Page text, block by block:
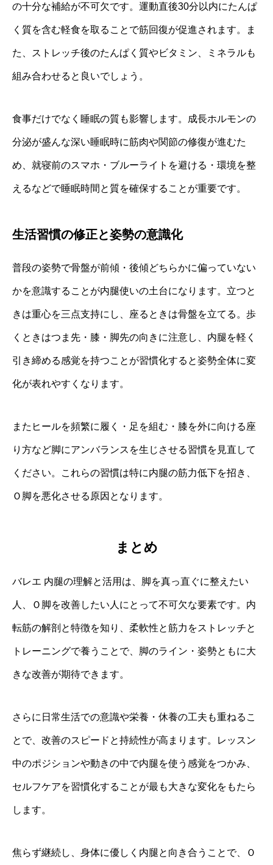
の十分な補給が不可欠です。運動直後30分以内にたんぱ
く質を含む軽食を取ることで筋回復が促進されます。ま
た、ストレッチ後のたんぱく質やビタミン、ミネラルも
組み合わせると良いでしょう。
食事だけでなく睡眠の質も影響します。成長ホルモンの
分泌が盛んな深い睡眠時に筋肉や関節の修復が進むた
め、就寝前のスマホ・ブルーライトを避ける・環境を整
えるなどで睡眠時間と質を確保することが重要です。
生活習慣の修正と姿勢の意識化
普段の姿勢で骨盤が前傾・後傾どちらかに偏っていない
かを意識することが内腿使いの土台になります。立つと
きは重心を三点支持にし、座るときは骨盤を立てる。歩
くときはつま先・膝・脚先の向きに注意し、内腿を軽く
引き締める感覚を持つことが習慣化すると姿勢全体に変
化が表れやすくなります。
またヒールを頻繁に履く・足を組む・膝を外に向ける座
り方など脚にアンバランスを生じさせる習慣を見直して
ください。これらの習慣は特に内腿の筋力低下を招き、
Ｏ脚を悪化させる原因となります。
まとめ
バレエ 内腿の理解と活用は、脚を真っ直ぐに整えたい
人、Ｏ脚を改善したい人にとって不可欠な要素です。内
転筋の解剖と特徴を知り、柔軟性と筋力をストレッチと
トレーニングで養うことで、脚のライン・姿勢ともに大
きな改善が期待できます。
さらに日常生活での意識や栄養・休養の工夫も重ねるこ
とで、改善のスピードと持続性が高まります。レッスン
中のポジションや動きの中で内腿を使う感覚をつかみ、
セルフケアを習慣化することが最も大きな変化をもたら
します。
焦らず継続し、身体に優しく内腿と向き合うことで、Ｏ